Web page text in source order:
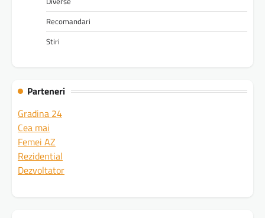
Recomandari
Stiri
Parteneri
Gradina 24
Cea mai
Femei AZ
Rezidential
Dezvoltator